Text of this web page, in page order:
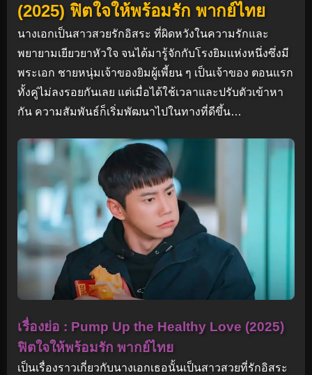
(2025) ฟิตใจให้พร้อมรัก พากย์ไทย
นางเอกเป็นสาวสวยรักอิสระ ที่ผิดหวังในความรักและ
พยายามเยียวยาหัวใจ จนได้มารู้จักกับโรงยิมแห่งหนึ่งซึ่งมี
พระเอก ชายหนุ่มเจ้าของยิมผู้เพี้ยน ๆ เป็นเจ้าของ ตอนแรก
ทั้งคู่ไม่ลงรอยกันเลย แต่เมื่อได้ใช้เวลาและปรับตัวเข้าหา
กัน ความสัมพันธ์ก็เริ่มพัฒนาไปในทางที่ดีขึ้น…
เรื่องย่อ : Pump Up the Healthy Love (2025)
ฟิตใจให้พร้อมรัก พากย์ไทย
เป็นเรื่องราวเกี่ยวกับนางเอกเธอนั้นเป็นสาวสวยที่รักอิสระ